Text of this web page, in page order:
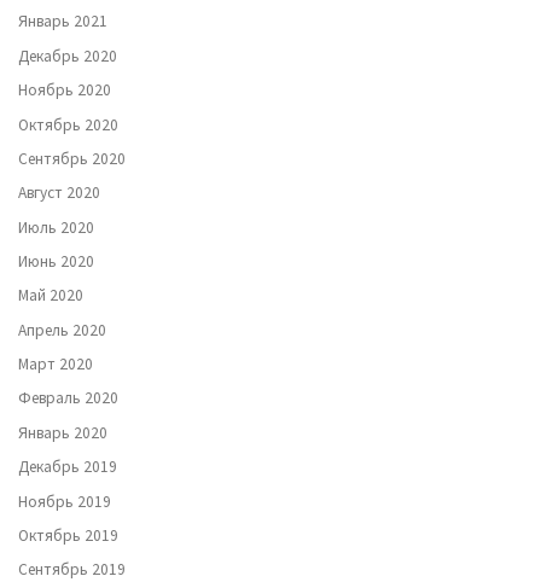
Январь 2021
Декабрь 2020
Ноябрь 2020
Октябрь 2020
Сентябрь 2020
Август 2020
Июль 2020
Июнь 2020
Май 2020
Апрель 2020
Март 2020
Февраль 2020
Январь 2020
Декабрь 2019
Ноябрь 2019
Октябрь 2019
Сентябрь 2019